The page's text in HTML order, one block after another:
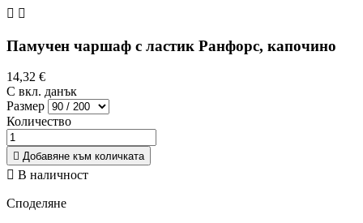
 
Памучен чаршаф с ластик Ранфорс, капочино
14,32 €
С вкл. данък
Размер
Количество
 Добавяне към количката
 В наличност
Споделяне